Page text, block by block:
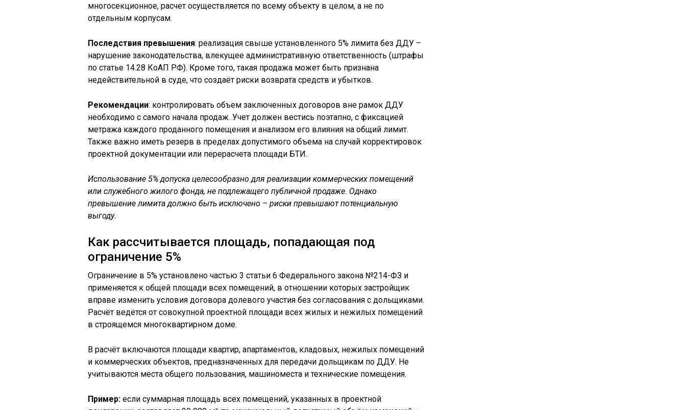
многосекционное, расчет осуществляется по всему объекту в целом, а не по
отдельным корпусам.
Последствия превышения: реализация свыше установленного 5% лимита без ДДУ –
нарушение законодательства, влекущее административную ответственность (штрафы
по статье 14.28 КоАП РФ). Кроме того, такая продажа может быть признана
недействительной в суде, что создаёт риски возврата средств и убытков.
Рекомендации: контролировать объем заключенных договоров вне рамок ДДУ
необходимо с самого начала продаж. Учет должен вестись поэтапно, с фиксацией
метража каждого проданного помещения и анализом его влияния на общий лимит.
Также важно иметь резерв в пределах допустимого объема на случай корректировок
проектной документации или перерасчета площади БТИ.
Использование 5% допуска целесообразно для реализации коммерческих помещений
или служебного жилого фонда, не подлежащего публичной продаже. Однако
превышение лимита должно быть исключено – риски превышают потенциальную
выгоду.
Как рассчитывается площадь, попадающая под
ограничение 5%
Ограничение в 5% установлено частью 3 статьи 6 Федерального закона №214-ФЗ и
применяется к общей площади всех помещений, в отношении которых застройщик
вправе изменить условия договора долевого участия без согласования с дольщиками.
Расчёт ведётся от совокупной проектной площади всех жилых и нежилых помещений
в строящемся многоквартирном доме.
В расчёт включаются площади квартир, апартаментов, кладовых, нежилых помещений
и коммерческих объектов, предназначенных для передачи дольщикам по ДДУ. Не
учитываются места общего пользования, машиноместа и технические помещения.
Пример: если суммарная площадь всех помещений, указанных в проектной